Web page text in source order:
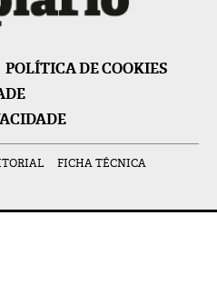
POLÍTICA DE COOKIES
FICHA TÉCNICA